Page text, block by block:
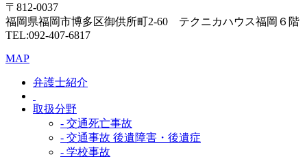
〒812-0037
福岡県福岡市博多区御供所町2-60 テクニカハウス福岡６階
TEL:092-407-6817
MAP
弁護士紹介
取扱分野
- 交通死亡事故
- 交通事故 後遺障害・後遺症
- 学校事故